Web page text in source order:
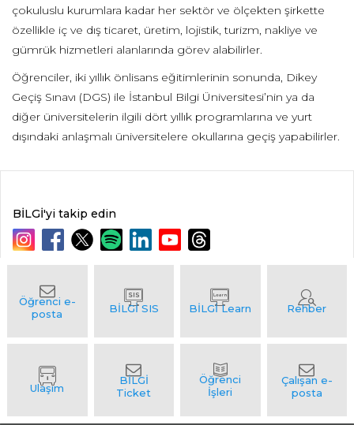
çokuluslu kurumlara kadar her sektör ve ölçekten şirkette
özellikle iç ve dış ticaret, üretim, lojistik, turizm, nakliye ve
gümrük hizmetleri alanlarında görev alabilirler.
Öğrenciler, iki yıllık önlisans eğitimlerinin sonunda, Dikey
Geçiş Sınavı (DGS) ile İstanbul Bilgi Üniversitesi’nin ya da
diğer üniversitelerin ilgili dört yıllık programlarına ve yurt
dışındaki anlaşmalı üniversitelere okullarına geçiş yapabilirler.
BİLGİ'yi takip edin